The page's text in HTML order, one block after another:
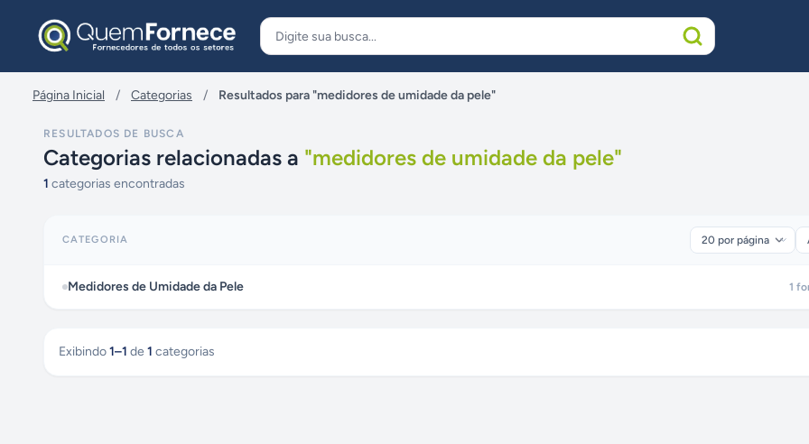
Página Inicial / Categorias / Resultados para "medidores de umidade da pele"
RESULTADOS DE BUSCA
Categorias relacionadas a "medidores de umidade da pele"
1 categorias encontradas
CATEGORIA
Medidores de Umidade da Pele 1
Exibindo1–1 de 1 categorias